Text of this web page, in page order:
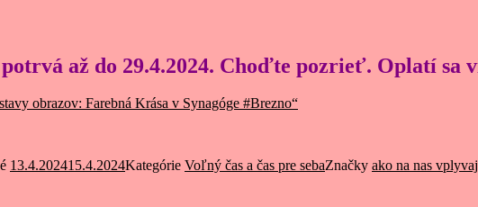
až do 29.4.2024. Choďte pozrieť. Oplatí sa
obrazov: Farebná Krása v Synagóge #Brezno“
13.4.202415.4.2024Kategórie Voľný čas a čas pre sebaZnačky ako na nas